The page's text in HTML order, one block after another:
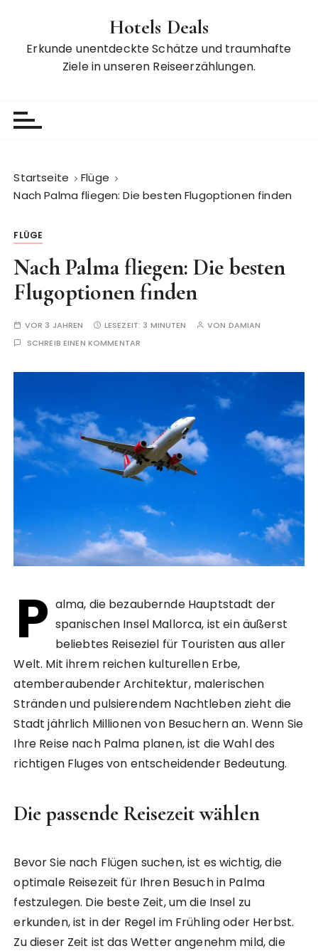
Hotels Deals
Erkunde unentdeckte Schätze und traumhafte
Ziele in unseren Reiseerzählungen.
Startseite
Flüge
Nach Palma fliegen: Die besten Flugoptionen finden
FLÜGE
Nach Palma fliegen: Die besten
Flugoptionen finden
VOR 3 JAHREN LESEZEIT: 3 MINUTEN VON DAMIAN
SCHREIB EINEN KOMMENTAR
P alma, die bezaubernde Hauptstadt der
spanischen Insel Mallorca, ist ein äußerst
beliebtes Reiseziel für Touristen aus aller
Welt. Mit ihrem reichen kulturellen Erbe,
atemberaubender Architektur, malerischen
Stränden und pulsierendem Nachtleben zieht die
Stadt jährlich Millionen von Besuchern an. Wenn Sie
Ihre Reise nach Palma planen, ist die Wahl des
richtigen Fluges von entscheidender Bedeutung.
Die passende Reisezeit wählen
Bevor Sie nach Flügen suchen, ist es wichtig, die
optimale Reisezeit für Ihren Besuch in Palma
festzulegen. Die beste Zeit, um die Insel zu
erkunden, ist in der Regel im Frühling oder Herbst.
Zu dieser Zeit ist das Wetter angenehm mild, die